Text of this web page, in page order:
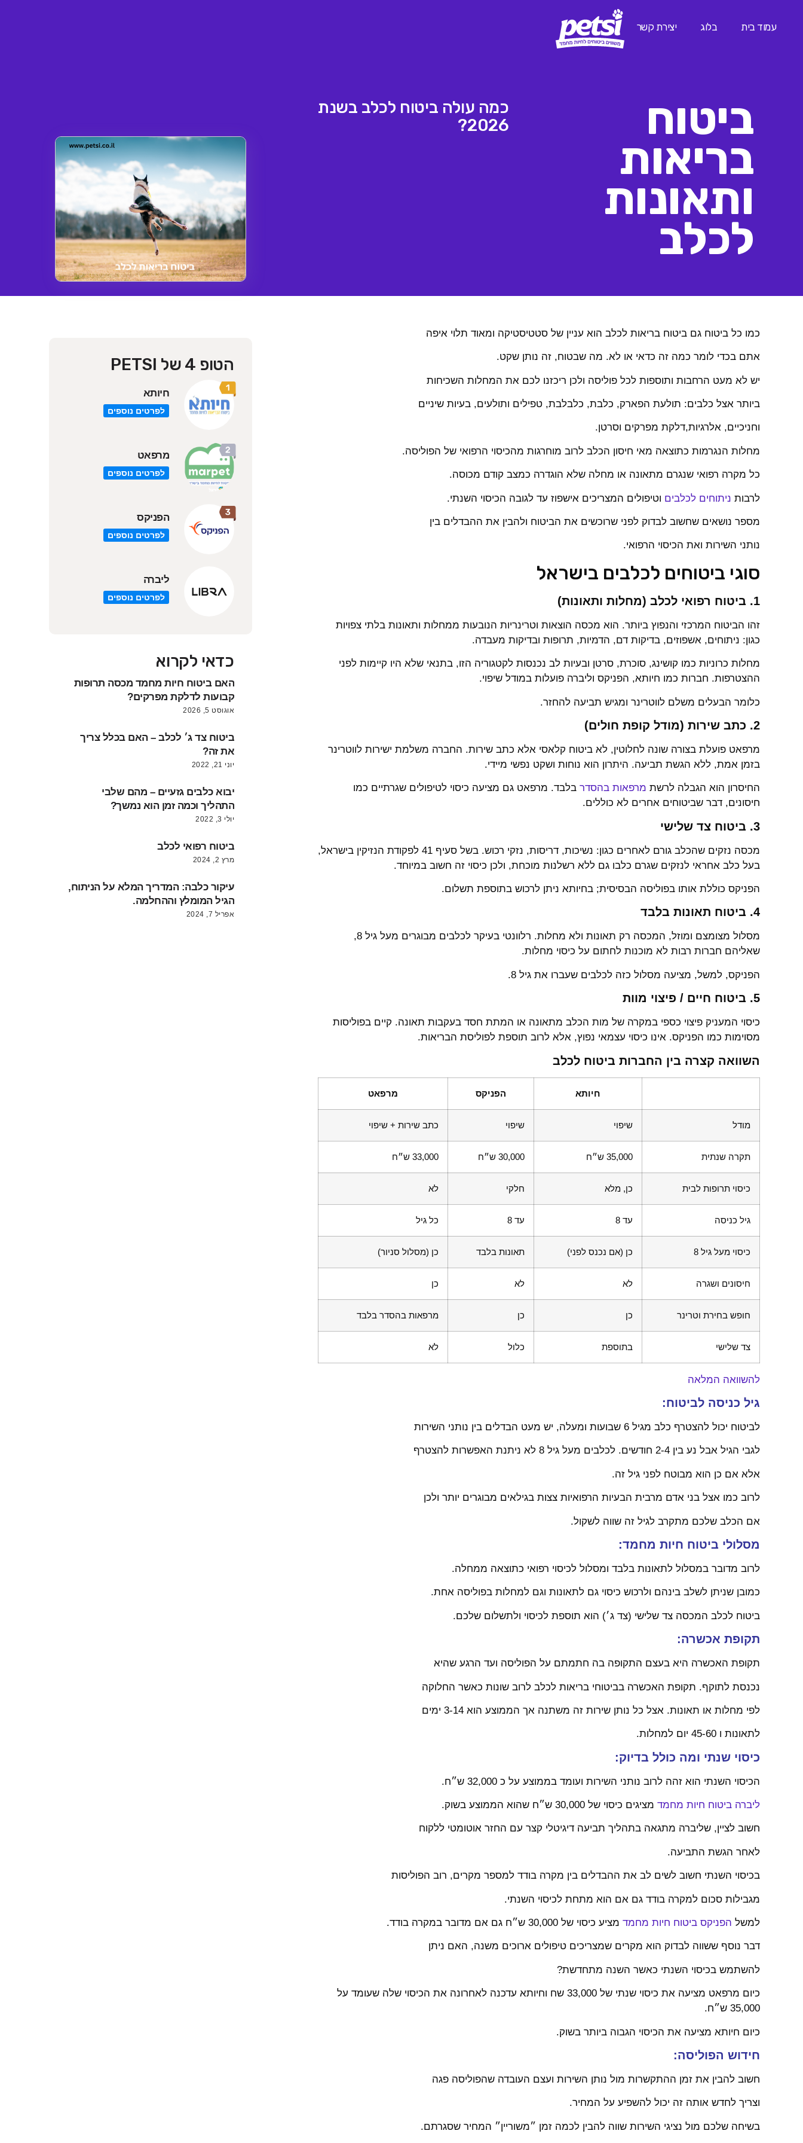
עמוד בית בלוג יצירת קשר
ביטוח
בריאות
ותאונות
לכלב
כמה עולה ביטוח לכלב בשנת
2026?
כמו כל ביטוח גם ביטוח בריאות לכלב הוא עניין של סטטיסטיקה ומאוד תלוי איפה
אתם בכדי לומר כמה זה כדאי או לא. מה שבטוח, זה נותן שקט.
יש לא מעט הרחבות ותוספות לכל פוליסה ולכן ריכזנו לכם את המחלות השכיחות
ביותר אצל כלבים: תולעת הפארק, כלבת, כלבלבת, טפילים ותולעים, בעיות שיניים
וחניכיים, אלרגיות,דלקת מפרקים וסרטן.
מחלות הנגרמות כתוצאה מאי חיסון הכלב לרוב מוחרגות מהכיסוי הרפואי של הפוליסה.
כל מקרה רפואי שנגרם מתאונה או מחלה שלא הוגדרה כמצב קודם מכוסה.
לרבות ניתוחים לכלבים וטיפולים המצריכים אישפוז עד לגובה הכיסוי השנתי.
מספר נושאים שחשוב לבדוק לפני שרוכשים את הביטוח ולהבין את ההבדלים בין
נותני השירות ואת הכיסוי הרפואי.
סוגי ביטוחים לכלבים בישראל
1. ביטוח רפואי לכלב (מחלות ותאונות)
זהו הביטוח המרכזי והנפוץ ביותר. הוא מכסה הוצאות וטרינריות הנובעות ממחלות ותאונות בלתי צפויות
כגון: ניתוחים, אשפוזים, בדיקות דם, הדמיות, תרופות ובדיקות מעבדה.
מחלות כרוניות כמו קושינג, סוכרת, סרטן ובעיות לב נכנסות לקטגוריה הזו, בתנאי שלא היו קיימות לפני
ההצטרפות. חברות כמו חיותא, הפניקס וליברה פועלות במודל שיפוי.
כלומר הבעלים משלם לווטרינר ומגיש תביעה להחזר.
2. כתב שירות (מודל קופת חולים)
מרפאט פועלת בצורה שונה לחלוטין, לא ביטוח קלאסי אלא כתב שירות. החברה משלמת ישירות לווטרינר
בזמן אמת, ללא הגשת תביעה. היתרון הוא נוחות ושקט נפשי מיידי.
החיסרון הוא הגבלה לרשת מרפאות בהסדר בלבד. מרפאט גם מציעה כיסוי לטיפולים שגרתיים כמו
חיסונים, דבר שביטוחים אחרים לא כוללים.
3. ביטוח צד שלישי
מכסה נזקים שהכלב גורם לאחרים כגון: נשיכות, דריסות, נזקי רכוש. בשל סעיף 41 לפקודת הנזיקין בישראל,
בעל כלב אחראי לנזקים שגרם כלבו גם ללא רשלנות מוכחת, ולכן כיסוי זה חשוב במיוחד.
הפניקס כוללת אותו בפוליסה הבסיסית; בחיותא ניתן לרכוש בתוספת תשלום.
4. ביטוח תאונות בלבד
מסלול מצומצם ומוזל, המכסה רק תאונות ולא מחלות. רלוונטי בעיקר לכלבים מבוגרים מעל גיל 8,
שאליהם חברות רבות לא מוכנות לחתום על כיסוי מחלות.
הפניקס, למשל, מציעה מסלול כזה לכלבים שעברו את גיל 8.
5. ביטוח חיים / פיצוי מוות
כיסוי המעניק פיצוי כספי במקרה של מות הכלב מתאונה או המתת חסד בעקבות תאונה. קיים בפוליסות
מסוימות כמו הפניקס. אינו כיסוי עצמאי נפוץ, אלא לרוב תוספת לפוליסת הבריאות.
השוואה קצרה בין החברות ביטוח לכלב
חיותא הפניקס מרפאט
מודל שיפוי שיפוי כתב שירות + שיפוי
תקרה שנתית 35,000 ש״ח 30,000 ש״ח 33,000 ש״ח
כיסוי תרופות לבית כן, מלא חלקי לא
גיל כניסה עד 8 עד 8 כל גיל
כיסוי מעל גיל 8 כן (אם נכנס לפני) תאונות בלבד כן (מסלול סניור)
חיסונים ושגרה לא לא כן
חופש בחירת וטרינר כן כן מרפאות בהסדר בלבד
צד שלישי בתוספת כלול לא
להשוואה המלאה
גיל כניסה לביטוח:
לביטוח יכול להצטרף כלב מגיל 6 שבועות ומעלה, יש מעט הבדלים בין נותני השירות
לגבי הגיל אבל נע בין 2-4 חודשים. לכלבים מעל גיל 8 לא ניתנת האפשרות להצטרף
אלא אם כן הוא מבוטח לפני גיל זה.
לרוב כמו אצל בני אדם מרבית הבעיות הרפואיות צצות בגילאים מבוגרים יותר ולכן
אם הכלב שלכם מתקרב לגיל זה שווה לשקול.
מסלולי ביטוח חיות מחמד:
לרוב מדובר במסלול לתאונות בלבד ומסלול לכיסוי רפואי כתוצאה ממחלה.
כמובן שניתן לשלב בינהם ולרכוש כיסוי גם לתאונות וגם למחלות בפוליסה אחת.
ביטוח לכלב המכסה צד שלישי (צד ג׳) הוא תוספת לכיסוי ולתשלום שלכם.
תקופת אכשרה:
תקופת האכשרה היא בעצם התקופה בה חתמתם על הפוליסה ועד הרגע שהיא
נכנסת לתוקף. תקופת האכשרה בביטוחי בריאות לכלב לרוב שונות כאשר החלוקה
לפי מחלות או תאונות. אצל כל נותן שירות זה משתנה אך הממוצע הוא 3-14 ימים
לתאונות ו 45-60 יום למחלות.
כיסוי שנתי ומה כולל בדיוק:
הכיסוי השנתי הוא זהה לרוב נותני השירות ועומד בממוצע על כ 32,000 ש״ח.
ליברה ביטוח חיות מחמד מציגים כיסוי של 30,000 ש״ח שהוא הממוצע בשוק.
חשוב לציין, שליברה מתגאה בתהליך תביעה דיגיטלי קצר עם החזר אוטומטי ללקוח
לאחר הגשת התביעה.
בכיסוי השנתי חשוב לשים לב את ההבדלים בין מקרה בודד למספר מקרים, רוב הפוליסות
מגבילות סכום למקרה בודד גם אם הוא מתחת לכיסוי השנתי.
למשל הפניקס ביטוח חיות מחמד מציע כיסוי של 30,000 ש״ח גם אם מדובר במקרה בודד.
דבר נוסף ששווה לבדוק הוא מקרים שמצריכים טיפולים ארוכים משנה, האם ניתן
להשתמש בכיסוי השנתי כאשר השנה מתחדשת?
כיום מרפאט מציעה את כיסוי שנתי של 33,000 שח וחיותא עדכנה לאחרונה את הכיסוי שלה שעומד על
35,000 ש״ח.
כיום חיותא מציעה את הכיסוי הגבוה ביותר בשוק.
חידוש הפוליסה:
חשוב להבין את זמן ההתקשרות מול נותן השירות ועצם העובדה שהפוליסה פגה
וצריך לחדש אותה זה יכול להשפיע על המחיר.
בשיחה שלכם מול נציגי השירות שווה להבין לכמה זמן ״משוריין״ המחיר שסגרתם.
הטופ 4 של PETSI
חיותא
לפרטים נוספים
מרפאט
לפרטים נוספים
הפניקס
לפרטים נוספים
ליברה
לפרטים נוספים
כדאי לקרוא
האם ביטוח חיות מחמד מכסה תרופות
קבועות לדלקת מפרקים?
אוגוסט 5, 2026
ביטוח צד ג׳ לכלב – האם בכלל צריך
את זה?
יוני 21, 2022
יבוא כלבים גזעיים – מהם שלבי
התהליך וכמה זמן הוא נמשך?
יולי 3, 2022
ביטוח רפואי לכלב
מרץ 2, 2024
עיקור כלבה: המדריך המלא על הניתוח,
הגיל המומלץ וההחלמה.
אפריל 7, 2024